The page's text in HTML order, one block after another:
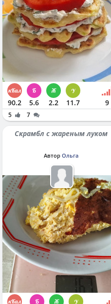
90.2 5.6 2.2 11.7 9
5 7
Скрамбл с жареным луком
Автор Ольга